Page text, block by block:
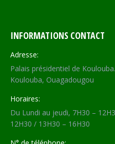
INFORMATIONS CONTACT
Adresse:
Palais présidentiel de
Koulouba, Ouagadougou
Horaires:
Du Lundi au jeudi, 7H30 –
12H30 / 13H30 – 16H30